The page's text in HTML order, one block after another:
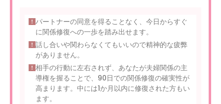
パートナーの同意を得ることなく、今日からすぐ
に関係修復への一歩を踏み出せます。
話し合いや関わらなくてもいいので精神的な疲弊
がありません。
相手の行動に左右されず、あなたが夫婦関係の主
導権を握ることで、90日での関係修復の確実性が
高まります。中には1か月以内に修復された方もい
ます。